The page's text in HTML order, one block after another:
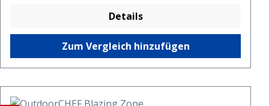
Details
Zum Vergleich hinzufügen